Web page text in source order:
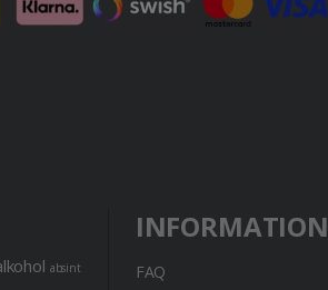
absint
INFORMATION
FAQ